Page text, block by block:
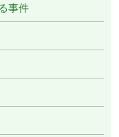
事件